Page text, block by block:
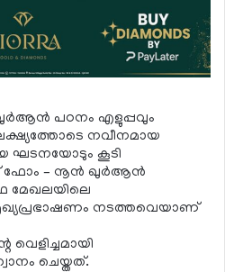
പഠനം എളുപ്പവും
നവീനമായ
ഘടനയോടും കൂടി
ഫോം – നൂന്‍ ഖുര്‍ആന്‍
മേഖലയിലെ
നടത്തവെയാണ്
ചെയ്തത്.